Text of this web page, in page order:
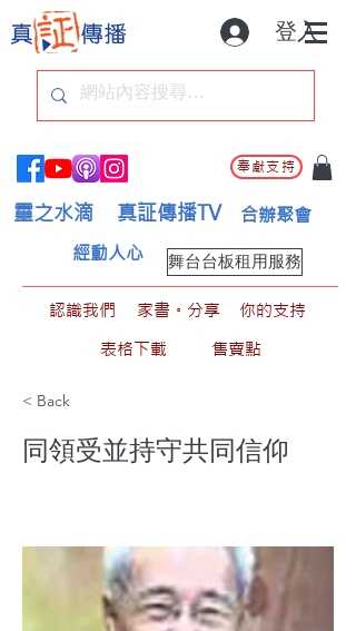
登入
奉獻支持
靈之水滴 真証傳播TV 合辦聚會
舞台台板租用服務
經動人心
認識我們 家書。分享
你的支持
表格下載
售賣點
< Back
同領受並持守共同信仰